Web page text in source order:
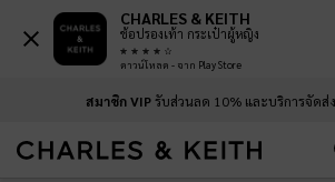
สมาชิก VIPรับส่วนลด 10% และบริการจัดส่
CHARLES & KEITH
ช้อปรองเท้า กระเป๋าผู้หญิง
ดาวน์โหลด - จาก Play Store